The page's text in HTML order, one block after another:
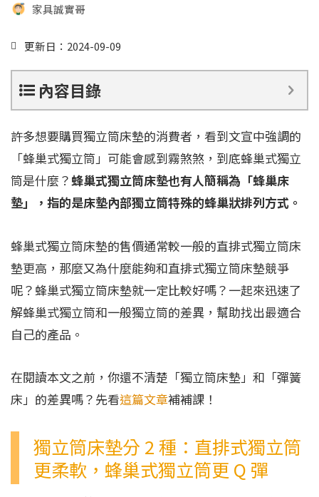
家具誠實哥
更新日：2024-09-09
內容目錄
許多想要購買獨立筒床墊的消費者，看到文宣中強調的
「蜂巢式獨立筒」可能會感到霧煞煞，到底蜂巢式獨立
筒是什麼？ 蜂巢式獨立筒床墊也有人簡稱為「蜂巢床
墊」，指的是床墊內部獨立筒特殊的蜂巢狀排列方式。
蜂巢式獨立筒床墊的售價通常較一般的直排式獨立筒床
墊更高，那麼又為什麼能夠和直排式獨立筒床墊競爭
呢？蜂巢式獨立筒床墊就一定比較好嗎？一起來迅速了
解蜂巢式獨立筒和一般獨立筒的差異，幫助找出最適合
自己的產品。
在閱讀本文之前，你還不清楚「獨立筒床墊」和「彈簧
床」的差異嗎？先看這篇文章補補課！
獨立筒床墊分 2 種：直排式獨立筒
更柔軟，蜂巢式獨立筒更 Q 彈